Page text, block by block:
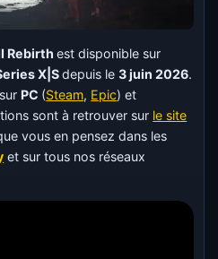
Rebirthest disponible sur
X|Sdepuis le3 juin 2026.
PC (Steam, Epic) et
sont à retrouver sur le site
vous en pensez dans les
et sur tous nos réseaux